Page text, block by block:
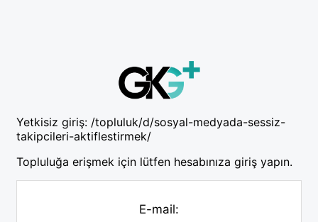
Yetkisiz giriş: /topluluk/d/sosyal-medyada-sessiz-
takipcileri-aktiflestirmek/
Topluluğa erişmek için lütfen hesabınıza giriş yapın.
E-mail: